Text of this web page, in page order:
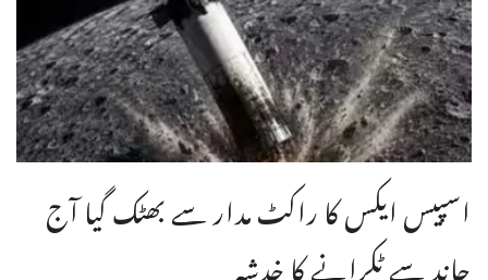
اسپیس ایکس کا راکٹ مدار سے بھٹک گیا آج
چاند سے ٹکرانے کا خدشہ